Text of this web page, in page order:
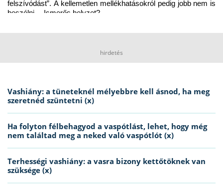
felszívódást”. A kellemetlen mellékhatásokról pedig jobb nem is
beszélni… Ismerős helyzet?
hirdetés
Vashiány: a tüneteknél mélyebbre kell ásnod, ha meg
szeretnéd szüntetni (x)
Ha folyton félbehagyod a vaspótlást, lehet, hogy még
nem találtad meg a neked való vaspótlót (x)
Terhességi vashiány: a vasra bizony kettőtöknek van
szüksége (x)